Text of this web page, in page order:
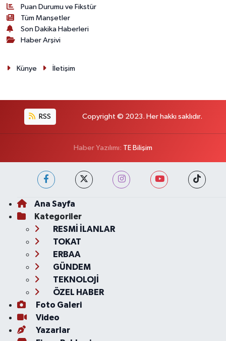
Puan Durumu ve Fikstür
Tüm Manşetler
Son Dakika Haberleri
Haber Arşivi
Künye İletişim
RSS Copyright © 2023. Her hakkı saklıdır.
Haber Yazılımı: TE Bilişim
Ana Sayfa
Kategoriler
RESMİ İLANLAR
TOKAT
ERBAA
GÜNDEM
TEKNOLOJİ
ÖZEL HABER
Foto Galeri
Video
Yazarlar